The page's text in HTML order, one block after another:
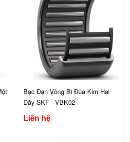
Bạc Đạn Vòng Bi Đũa Kim Hai
Dãy SKF - VBK02
Liên hệ